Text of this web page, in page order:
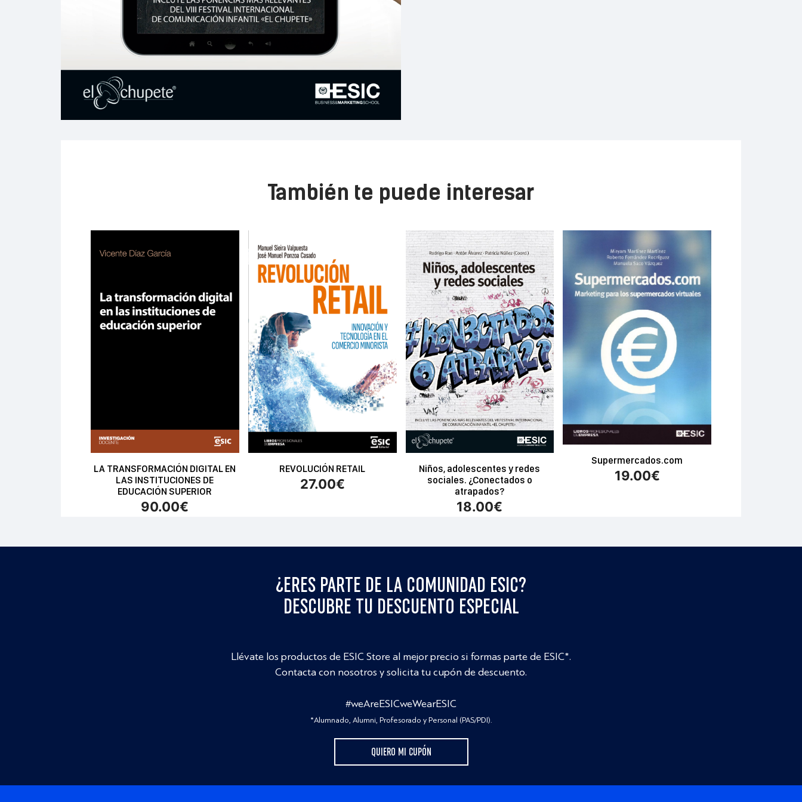
También te puede interesar
LA TRANSFORMACIÓN DIGITAL EN
LAS INSTITUCIONES DE
EDUCACIÓN SUPERIOR
90.00€
REVOLUCIÓN RETAIL
27.00€
Niños, adolescentes y redes
sociales. ¿Conectados o
atrapados?
18.00€
Supermercados.com
19.00€
¿ERES PARTE DE LA COMUNIDAD ESIC?
DESCUBRE TU DESCUENTO ESPECIAL
Llévate los productos de ESIC Store al mejor precio si formas parte de ESIC*.
Contacta con nosotros y solicita tu cupón de descuento.
#weAreESICweWearESIC
*Alumnado, Alumni, Profesorado y Personal (PAS/PDI).
QUIERO MI CUPÓN